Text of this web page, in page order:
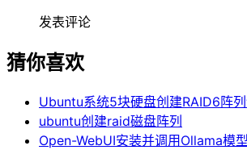
发表评论
猜你喜欢
Ubuntu系统5块硬盘创建RAID6阵
ubuntu创建raid磁盘阵列
Open-WebUI安装并调用Ollama模型